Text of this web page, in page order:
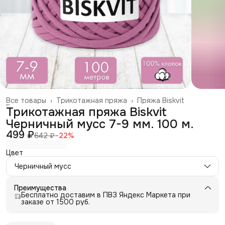
Пряжа Biskvit
Трикотажная пряжа ›
Все товары ›
Главная ›
Трикотажная пряжа Biskvit
Черничный мусс 7-9 мм. 100 м.
499 ₽642 ₽−22%
Цвет
Черничный мусс
Преимущества
Бесплатно доставим в ПВЗ Яндекс Маркета при
заказе от 1500 руб.